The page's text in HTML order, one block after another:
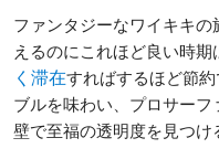
ファンタジーなワイキキ
えるのにこれほど良い時
く滞在すればするほど節
ブルを味わい、プロサー
壁で至福の透明度を見つけ